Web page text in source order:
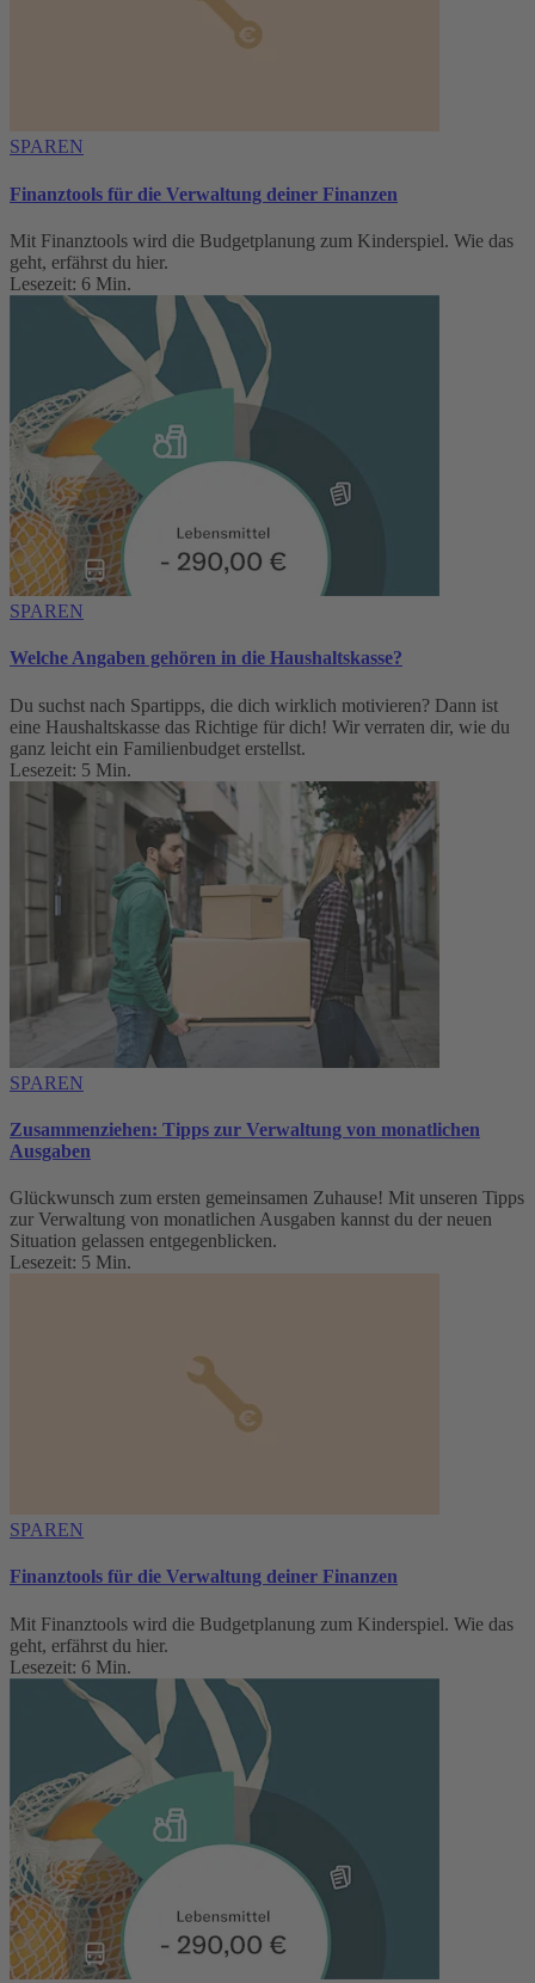
SPAREN
Finanztools für die Verwaltung deiner Finanzen
Mit Finanztools wird die Budgetplanung zum Kinderspiel. Wie das
geht, erfährst du hier.
Lesezeit: 6 Min.
SPAREN
Welche Angaben gehören in die Haushaltskasse?
Du suchst nach Spartipps, die dich wirklich motivieren? Dann ist
eine Haushaltskasse das Richtige für dich! Wir verraten dir, wie du
ganz leicht ein Familienbudget erstellst.
Lesezeit: 5 Min.
SPAREN
Zusammenziehen: Tipps zur Verwaltung von monatlichen
Ausgaben
Glückwunsch zum ersten gemeinsamen Zuhause! Mit unseren Tipps
zur Verwaltung von monatlichen Ausgaben kannst du der neuen
Situation gelassen entgegenblicken.
Lesezeit: 5 Min.
SPAREN
Finanztools für die Verwaltung deiner Finanzen
Mit Finanztools wird die Budgetplanung zum Kinderspiel. Wie das
geht, erfährst du hier.
Lesezeit: 6 Min.